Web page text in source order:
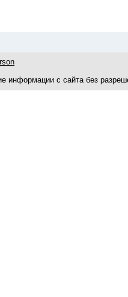
информации с сайта без